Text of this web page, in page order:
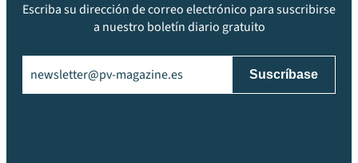
Escriba su dirección de correo electrónico para suscribirse
a nuestro boletín diario gratuito